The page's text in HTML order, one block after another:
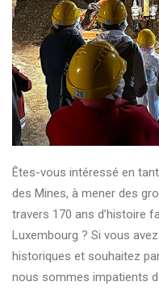
Êtes-vous intéressé en
des Mines, à mener des
travers 170 ans d’histoire
Luxembourg ? Si vous
historiques et souhaitez
nous sommes impatients